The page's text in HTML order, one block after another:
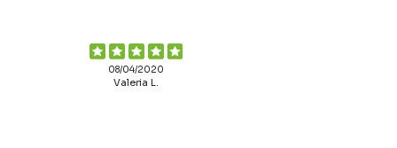
08/04/2020
Valeria L.